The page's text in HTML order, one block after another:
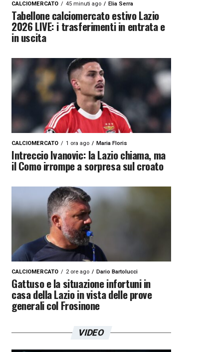
CALCIOMERCATO 45 minuti ago Elia Serra
Tabellone calciomercato estivo Lazio
2026 LIVE: i trasferimenti in entrata e
in uscita
CALCIOMERCATO 1 ora ago Maria Floris
Intreccio Ivanovic: la Lazio chiama, ma
il Como irrompe a sorpresa sul croato
CALCIOMERCATO 2 ore ago Dario Bartolucci
Gattuso e la situazione infortuni in
casa della Lazio in vista delle prove
generali col Frosinone
VIDEO